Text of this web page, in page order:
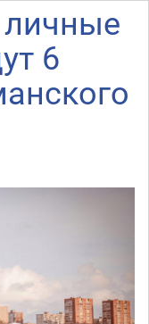
личные
6